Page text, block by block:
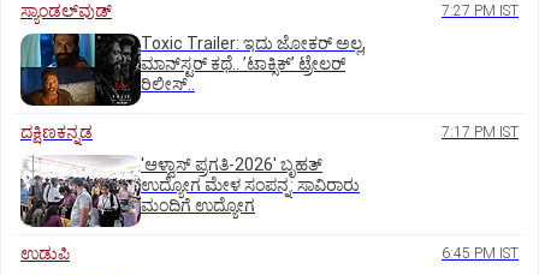
ಸ್ಯಾಂಡಲ್‌ವುಡ್‌ 7:27 PM IST
Toxic Trailer: ಇದು ಜೋಕರ್‌ ಅಲ್ಲ,
ಮಾನ್‌ಸ್ಟರ್‌ ಕಥೆ.. ʼಟಾಕ್ಸಿಕ್‌ʼ ಟ್ರೇಲರ್‌
ರಿಲೀಸ್..
ದಕ್ಷಿಣಕನ್ನಡ 7:17 PM IST
'ಆಳ್ವಾಸ್‌ ಪ್ರಗತಿ-2026' ಬೃಹತ್
ಉದ್ಯೋಗ ಮೇಳ ಸಂಪನ್ನ: ಸಾವಿರಾರು
ಮಂದಿಗೆ ಉದ್ಯೋಗ
ಉಡುಪಿ 6:45 PM IST